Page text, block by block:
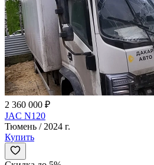
2 360 000 ₽
JAC N120
Тюмень / 2024 г.
Купить